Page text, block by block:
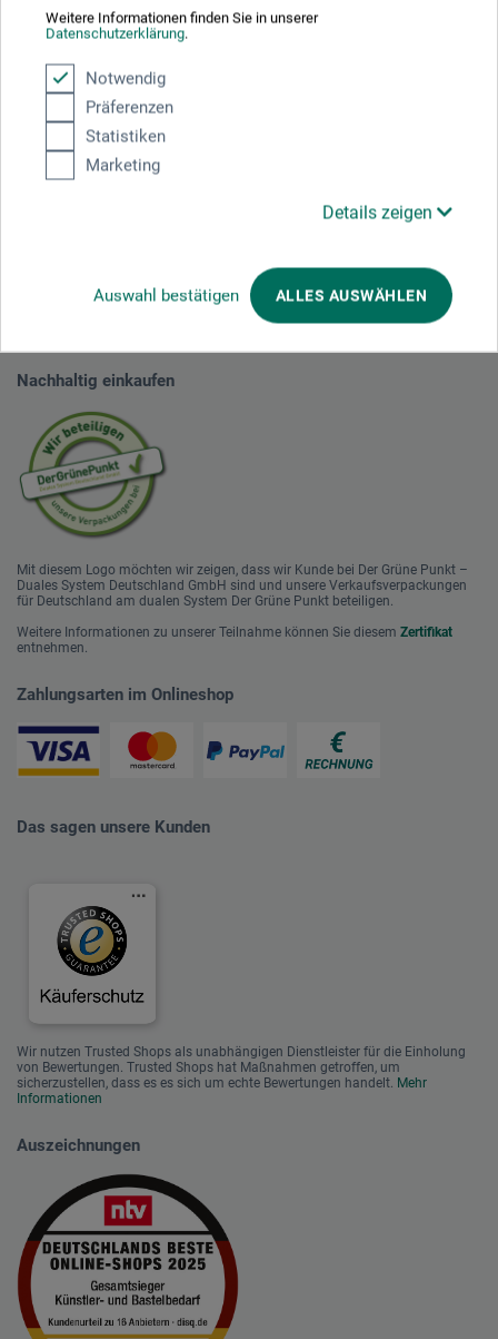
Weitere Informationen finden Sie in unserer
Datenschutzerklärung.
Notwendig
Präferenzen
Statistiken
Marketing
Details zeigen
Auswahl bestätigen ALLES AUSWÄHLEN
Nachhaltig einkaufen
Mit diesem Logo möchten wir zeigen, dass wir Kunde bei Der Grüne Punkt –
Duales System Deutschland GmbH sind und unsere Verkaufsverpackungen
für Deutschland am dualen System Der Grüne Punkt beteiligen.
Weitere Informationen zu unserer Teilnahme können Sie diesem Zertifikat
entnehmen.
Zahlungsarten im Onlineshop
Das sagen unsere Kunden
Wir nutzen Trusted Shops als unabhängigen Dienstleister für die Einholung
von Bewertungen. Trusted Shops hat Maßnahmen getroffen, um
sicherzustellen, dass es es sich um echte Bewertungen handelt. Mehr
Informationen
Auszeichnungen